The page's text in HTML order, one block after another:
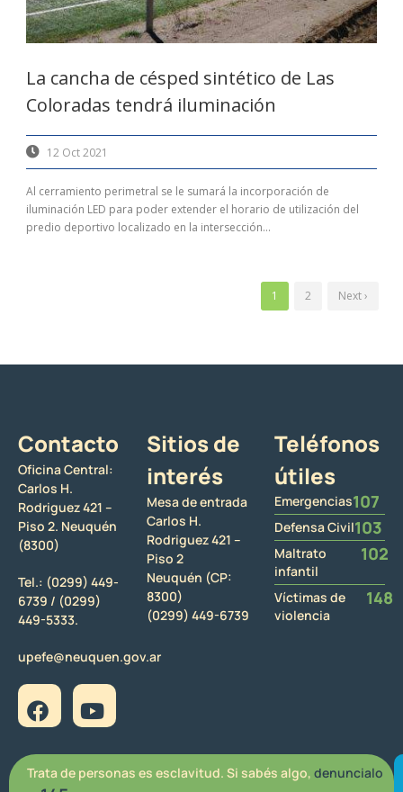
La cancha de césped sintético de Las
Coloradas tendrá iluminación
12 Oct 2021
Al cerramiento perimetral se le sumará la incorporación de
iluminación LED para poder extender el horario de utilización del
predio deportivo localizado en la intersección...
1 2 Next ›
Contacto
Oficina Central:
Carlos H.
Rodriguez 421 –
Piso 2. Neuquén
(8300)
Tel.: (0299) 449-
6739 / (0299)
449-5333.
upefe@neuquen.gov.ar
Sitios de
interés
Mesa de entrada
Carlos H.
Rodriguez 421 –
Piso 2
Neuquén (CP:
8300)
(0299) 449-6739
Teléfonos
útiles
Emergencias107
Defensa Civil103
Maltrato
infantil
102
Víctimas de
violencia
148
Trata de personas es esclavitud. Si sabés algo, denuncialo